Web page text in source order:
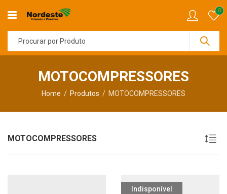
0
MOTOCOMPRESSORES
Home Produtos MOTOCOMPRESSORES
MOTOCOMPRESSORES
Indisponível